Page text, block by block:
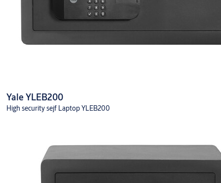
Yale YLEB200
High security sejf Laptop YLEB200